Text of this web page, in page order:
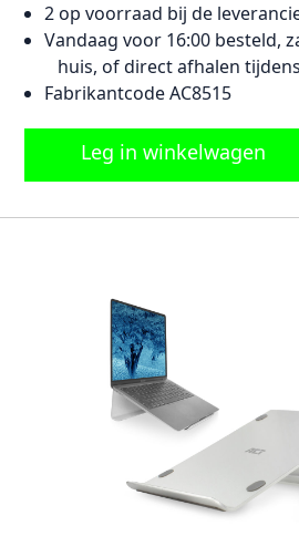
2 op voorraad bij de
Vandaag voor 16:00 besteld,
huis, of direct afhalen
Fabrikantcode AC8515
Leg in winkelwagen